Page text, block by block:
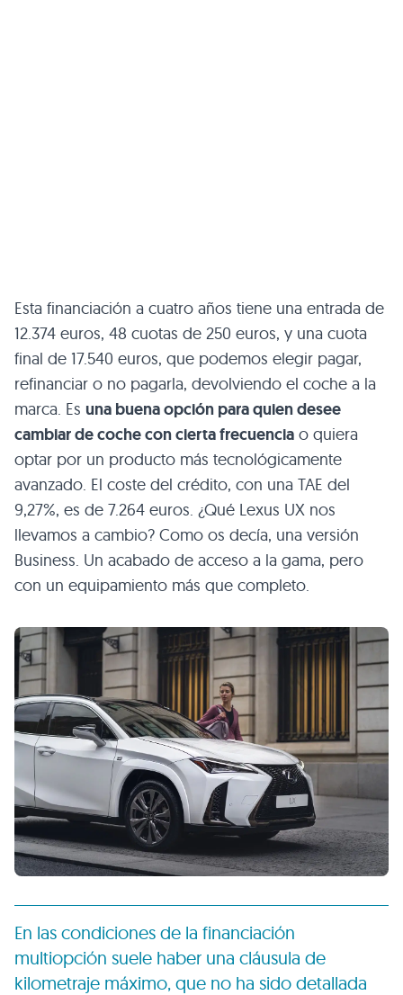
Esta financiación a cuatro años tiene una entrada de
12.374 euros, 48 cuotas de 250 euros, y una cuota
final de 17.540 euros, que podemos elegir pagar,
refinanciar o no pagarla, devolviendo el coche a la
marca. Es una buena opción para quien desee
cambiar de coche con cierta frecuencia o quiera
optar por un producto más tecnológicamente
avanzado. El coste del crédito, con una TAE del
9,27%, es de 7.264 euros. ¿Qué Lexus UX nos
llevamos a cambio? Como os decía, una versión
Business. Un acabado de acceso a la gama, pero
con un equipamiento más que completo.
En las condiciones de la financiación
multiopción suele haber una cláusula de
kilometraje máximo, que no ha sido detallada